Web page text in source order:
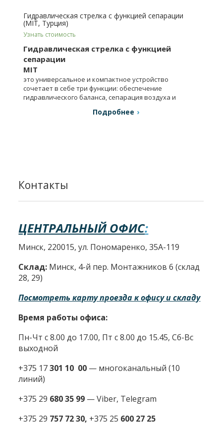
Гидравлическая стрелка с функцией сепарации
(MIT, Турция)
Узнать стоимость
Гидравлическая стрелка с функцией
сепарации
MIT
это универсальное и компактное устройство
сочетает в себе три функции: обеспечение
гидравлического баланса, сепарация воздуха и
Подробнее
Контакты
ЦЕНТРАЛЬНЫЙ ОФИС:
Минск, 220015, ул. Пономаренко, 35А-119
Склад: Минск, 4-й пер. Монтажников 6 (склад
28, 29)
Посмотреть карту проезда к офису и складу
Время работы офиса:
Пн-Чт с 8.00 до 17.00, Пт с 8.00 до 15.45, Сб-Вс
выходной
+375 17301 10 00 — многоканальный (10
линий)
+375 29 680 35 99 — Viber, Telegram
+375 29 757 72 30, +375 25 600 27 25